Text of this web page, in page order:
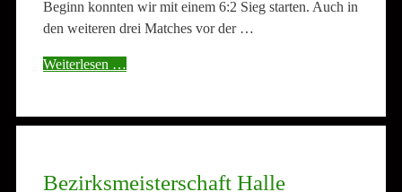
Beginn konnten wir mit einem 6:2 Sieg starten. Auch in
den weiteren drei Matches vor der …
Weiterlesen …
Bezirksmeisterschaft Halle